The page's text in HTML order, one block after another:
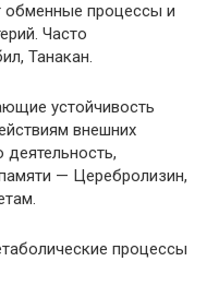
обменные процессы и
Часто
Танакан.
устойчивость
внешних
— Церебролизин,
процессы